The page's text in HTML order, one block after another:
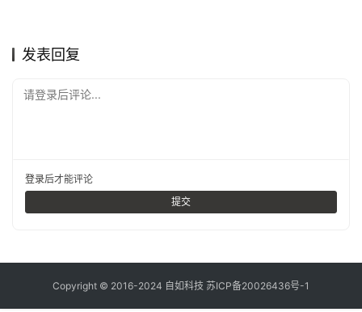
静聆石语
发表回复
请登录后评论...
登录后才能评论
提交
Copyright © 2016-2024 自如科技 苏ICP备20026436号-1